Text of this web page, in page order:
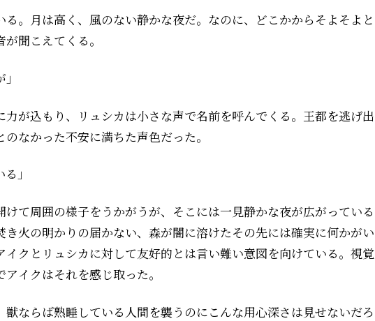
。月は高く、風のない静かな夜だ。なのに、どこかからそよそよと
聞こえてくる。
が込もり、リュシカは小さな声で名前を呼んでくる。王都を逃げ出
のなかった不安に満ちた声色だった。
」
て周囲の様子をうかがうが、そこには一見静かな夜が広がっている
き火の明かりの届かない、森が闇に溶けたその先には確実に何かがい
イクとリュシカに対して友好的とは言い難い意図を向けている。視覚
イクはそれを感じ取った。
ならば熟睡している人間を襲うのにこんな用心深さは見せないだろ